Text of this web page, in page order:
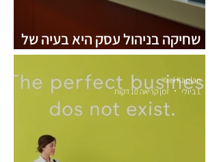
שחיקה בניהול עסק היא בעיה של
מספרים, לא של רגשות
Yael Kaplan
1 ביולי
זמן קריאה 10 דקות